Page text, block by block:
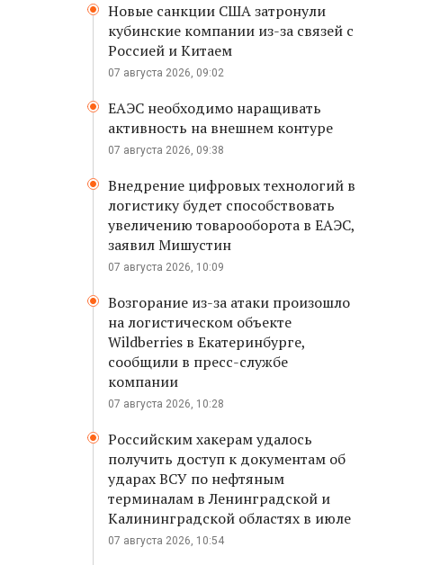
Новые санкции США затронули
кубинские компании из-за связей с
Россией и Китаем
07 августа 2026, 09:02
ЕАЭС необходимо наращивать
активность на внешнем контуре
07 августа 2026, 09:38
Внедрение цифровых технологий в
логистику будет способствовать
увеличению товарооборота в ЕАЭС,
заявил Мишустин
07 августа 2026, 10:09
Возгорание из-за атаки произошло
на логистическом объекте
Wildberries в Екатеринбурге,
сообщили в пресс-службе
компании
07 августа 2026, 10:28
Российским хакерам удалось
получить доступ к документам об
ударах ВСУ по нефтяным
терминалам в Ленинградской и
Калининградской областях в июле
07 августа 2026, 10:54